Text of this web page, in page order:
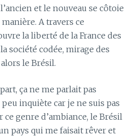
et le nouveau se côtoie
A travers ce
la liberté de la France des
société codée, mirage des
alors le Brésil.
ça ne me parlait pas
inquiète car je ne suis pas
genre d’ambiance, le Brésil
pays qui me faisait rêver et